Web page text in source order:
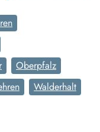
Oberpfalz
Walderhalt